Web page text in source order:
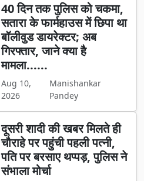
40 दिन तक पुलिस को चकमा,
सतारा के फार्महाउस में छिपा था
बॉलीवुड डायरेक्टर; अब
गिरफ्तार, जाने क्या है
मामला......
Aug 10,
2026
Manishankar
Pandey
दूसरी शादी की खबर मिलते ही
चौराहे पर पहुंची पहली पत्नी,
पति पर बरसाए थप्पड़, पुलिस ने
संभाला मोर्चा